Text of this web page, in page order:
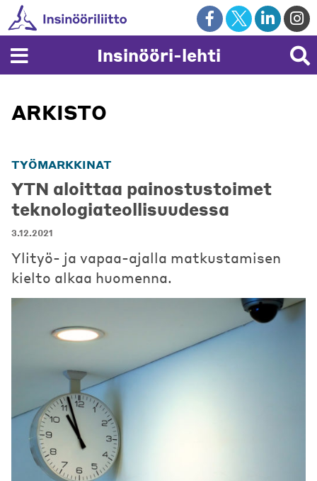
Skip
to
content
Insinööri-lehti
ARKISTO
TYÖMARKKINAT
YTN aloittaa painostustoimet
teknologiateollisuudessa
3.12.2021
Ylityö- ja vapaa-ajalla matkustamisen
kielto alkaa huomenna.